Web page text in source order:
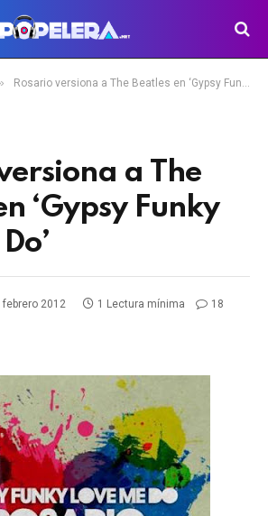
Rosario versiona a The Beatles en ‘Gypsy Funky Love Me Do’
a The
‘Gypsy Funky
febrero 2012 1 Lectura mínima 18